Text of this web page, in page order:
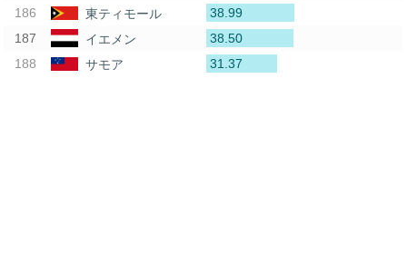
東ティモール
38.99
イエメン
38.50
サモア
31.37